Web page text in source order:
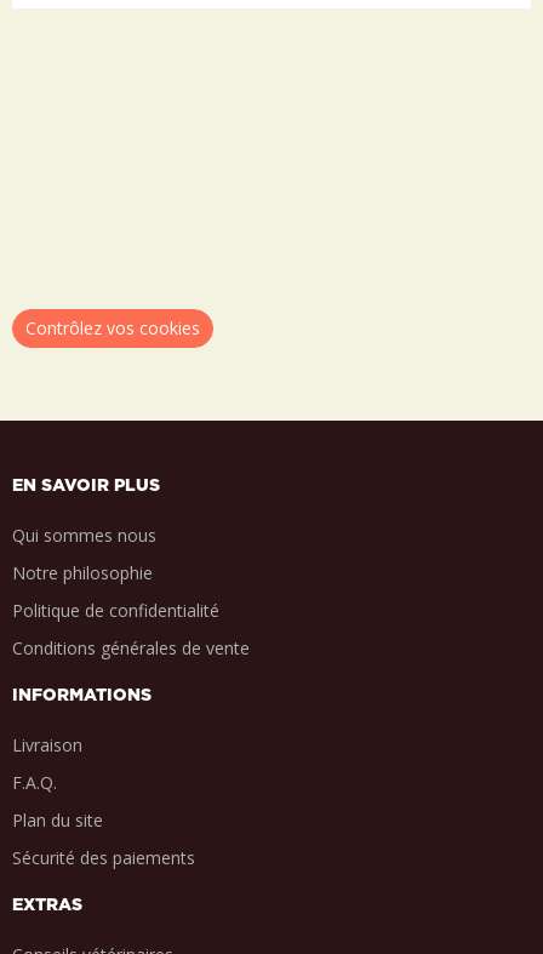
Contrôlez vos cookies
EN SAVOIR PLUS
Qui sommes nous
Notre philosophie
Politique de confidentialité
Conditions générales de vente
INFORMATIONS
Livraison
F.A.Q.
Plan du site
Sécurité des paiements
EXTRAS